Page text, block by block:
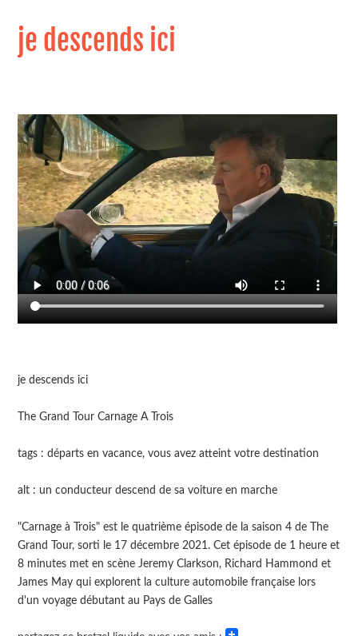
je descends ici
je descends ici
The Grand Tour Carnage A Trois
tags : départs en vacance, vous avez atteint votre destination
alt : un conducteur descend de sa voiture en marche
"Carnage à Trois" est le quatrième épisode de la saison 4 de The
Grand Tour, sorti le 17 décembre 2021. Cet épisode de 1 heure et
8 minutes met en scène Jeremy Clarkson, Richard Hammond et
James May qui explorent la culture automobile française lors
d'un voyage débutant au Pays de Galles